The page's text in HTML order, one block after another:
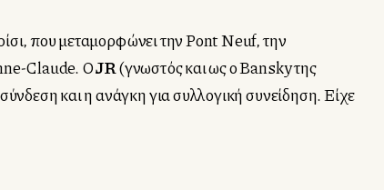
που μεταμορφώνει την Pont Neuf, την
Claude. ΟJR(γνωστός και ως ο Bansky της
και η ανάγκη για συλλογική συνείδηση. Είχε